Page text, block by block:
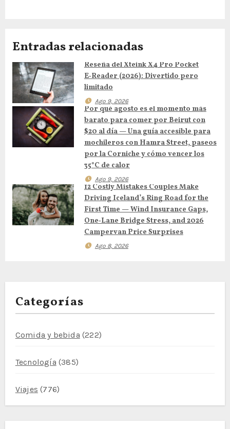
i
ó
n
d
e
t
r
s
Entradas relacionadas
Reseña del Xteink X4 Pro Pocket
E‑Reader (2026): Divertido pero
limitado
Ago 9, 2026
Por qué agosto es el momento más
barato para comer por Beirut con
$20 al día — Una guía accesible para
mochileros con Hamra Street, paseos
por la Corniche y cómo vencer los
35°C de calor
Ago 9, 2026
12 Costly Mistakes Couples Make
Driving Iceland’s Ring Road for the
First Time — Wind Insurance Gaps,
One‑Lane Bridge Stress, and 2026
Campervan Price Surprises
Ago 8, 2026
Categorías
Comida y bebida (222)
Tecnología (385)
Viajes (776)